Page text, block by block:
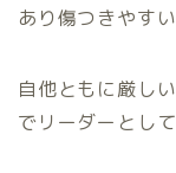
あり傷つきやすい
自他ともに厳し
でリーダーとし